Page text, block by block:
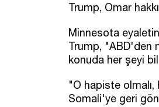
Trump, Omar
Minnesota
Trump, "ABD'den
konuda her şeyi
"O hapiste olmalı,
Somali'ye geri